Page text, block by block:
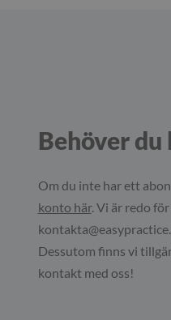
Behöver
Om du inte har ett
konto här. Vi är redo
Dessutom finns vi
kontakt med oss!